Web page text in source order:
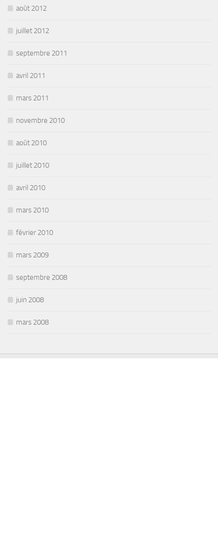
août 2012
juillet 2012
septembre 2011
avril 2011
mars 2011
novembre 2010
août 2010
juillet 2010
avril 2010
mars 2010
février 2010
mars 2009
septembre 2008
juin 2008
mars 2008